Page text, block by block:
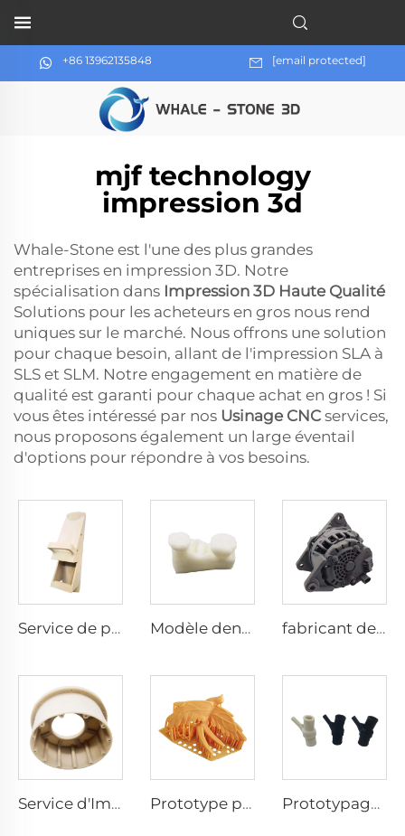
+86 13962135848 [email protected]
mjf technology
impression 3d
Whale-Stone est l'une des plus grandes
entreprises en impression 3D. Notre
spécialisation dans Impression 3D Haute Qualité
Solutions pour les acheteurs en gros nous rend
uniques sur le marché. Nous offrons une solution
pour chaque besoin, allant de l'impression SLA à
SLS et SLM. Notre engagement en matière de
qualité est garanti pour chaque achat en gros ! Si
vous êtes intéressé par nos Usinage CNC services,
nous proposons également un large éventail
d'options pour répondre à vos besoins.
Service de prototypage rapide SLS 3D en nylon sur mesure Production d'échantillons par micro-usinage Modèle dentaire personnalisé imprimé en 3D en résine photosensible de qualité SLA Typodont Usinage laser fabricant de modèles de pièces imprimées en 3D par impression 3D SLS HP MJF TPU PA12 Nylon ABS pour prototypes avec moulage sous vide
Service d'Impression 3D SLA SLS SLM MJF à Haute Précision / Services d'Impression 3D sur Mesure en Résine ABS Prototype personnalisé chinois 3D Prototypage rapide SLS & SLA Cire rouge LCD Services d'impression 3D Prototypage rapide d'impression 3D en résine SLA SLS ABS Nylon sur mesure par des fabricants de prototypes en plastique